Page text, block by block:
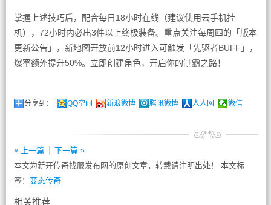
掌握上述技巧后，配合每日18小时在线（建议使用云手机挂
机），72小时内必出3件以上终极装备。重点关注每周四的「版本
更新公告」，新地图开放前12小时进入可触发「先驱者BUFF」，
爆率额外提升50%。立即创建角色，开启你的制霸之路！
分享到： QQ空间 新浪微博 腾讯微博 人人网 微信
« 上一篇
下一篇 »
本文为新开传奇找服发布网的原创文章，转载请注明出处！ 本文标
签： 变态传奇
相关推荐